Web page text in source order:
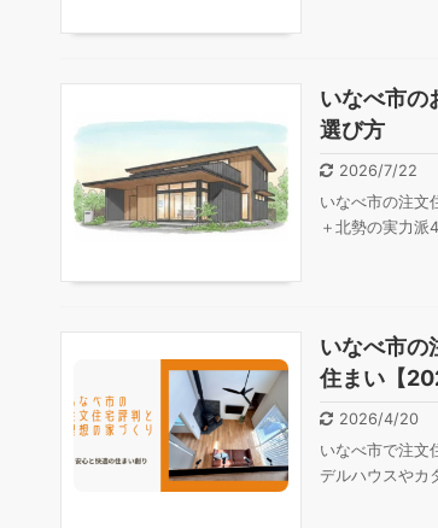
いなべ市の
選び方
2026/7/22
いなべ市の注文
＋北勢の実力派
いなべ市の
住まい【
2026/4/20
いなべ市で注文
デルハウスやカ